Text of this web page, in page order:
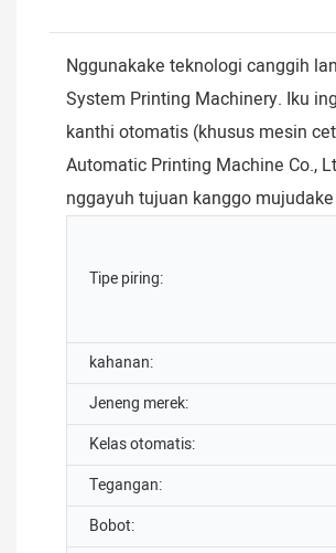
Nggunakake teknologi canggih
System Printing Machinery. Iku
kanthi otomatis (khusus mesin
Automatic Printing Machine Co.,
nggayuh tujuan kanggo
Tipe piring:
kahanan:
Jeneng merek:
Kelas otomatis:
Tegangan:
Bobot: